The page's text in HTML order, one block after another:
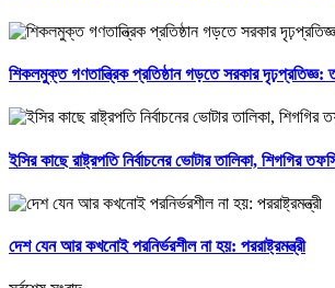
শিকলমুক্ত গণতান্ত্রিক প্রতিষ্ঠান গড়তে সরকার দৃঢ়প্রতিজ্ঞ:
ইসির কাছে রাষ্ট্রপতি নির্বাচনের ভোটার তালিকা, শিগগির
দেশ যেন আর কখনোই পরনির্ভরশীল না হয়: পররাষ্ট্রমন্ত্রী